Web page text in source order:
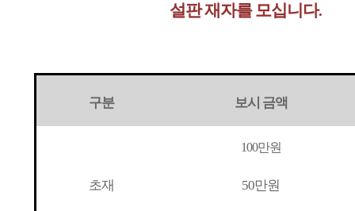
설판 재자를 모십니다.
구분 보시 금액
초재
100만원
50만원